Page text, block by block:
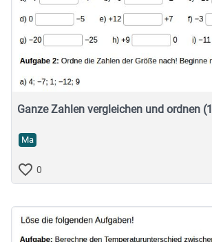
Ganze Zahlen vergleichen und ordnen
Ma
0